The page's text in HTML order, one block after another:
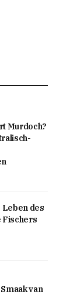
Murdoch?
Leben des
Fischers
van